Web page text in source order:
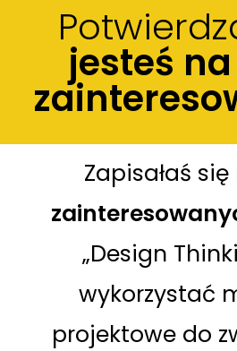
jesteś
Zapisałaś się
„Design
wykorzystać
projektowe do